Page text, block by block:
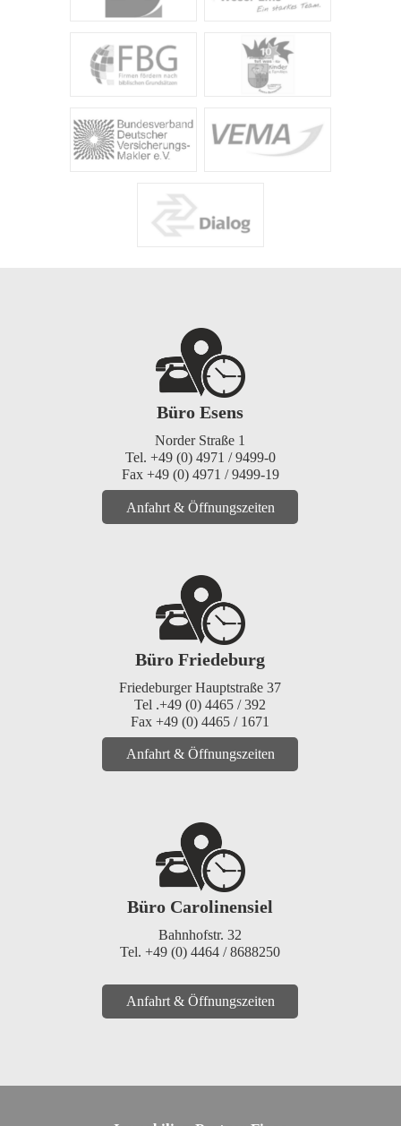
Büro Esens
Norder Straße 1
Tel. +49 (0) 4971 / 9499-0
Fax +49 (0) 4971 / 9499-19
Anfahrt & Öffnungszeiten
Büro Friedeburg
Friedeburger Hauptstraße 37
Tel .+49 (0) 4465 / 392
Fax +49 (0) 4465 / 1671
Anfahrt & Öffnungszeiten
Büro Carolinensiel
Bahnhofstr. 32
Tel. +49 (0) 4464 / 8688250
Anfahrt & Öffnungszeiten